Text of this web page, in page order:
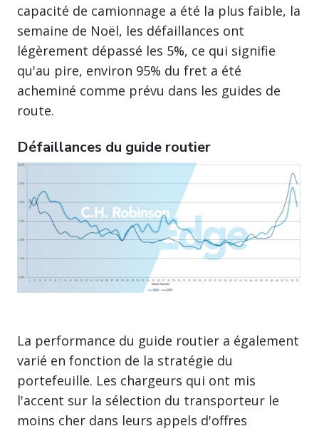
capacité de camionnage a été la plus faible, la
semaine de Noël, les défaillances ont
légèrement dépassé les 5%, ce qui signifie
qu'au pire, environ 95% du fret a été
acheminé comme prévu dans les guides de
route.
Défaillances du guide routier
La performance du guide routier a également
varié en fonction de la stratégie du
portefeuille. Les chargeurs qui ont mis
l'accent sur la sélection du transporteur le
moins cher dans leurs appels d'offres